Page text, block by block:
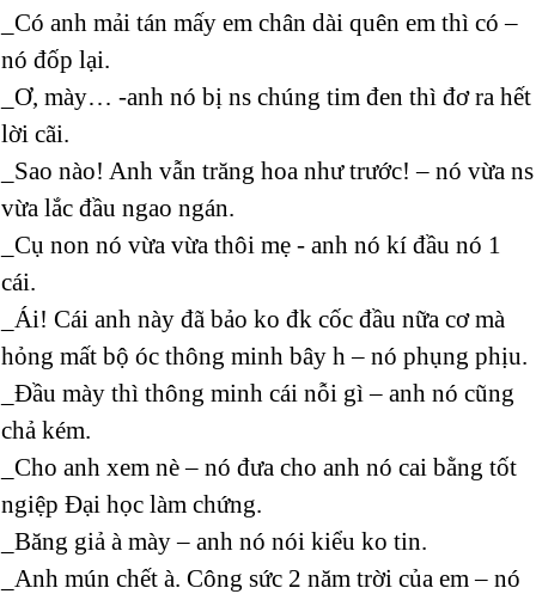
_Có anh mải tán mấy em chân dài quên em thì có –
nó đốp lại.
_Ơ, mày… -anh nó bị ns chúng tim đen thì đơ ra hết
lời cãi.
_Sao nào! Anh vẫn trăng hoa như trước! – nó vừa ns
vừa lắc đầu ngao ngán.
_Cụ non nó vừa vừa thôi mẹ - anh nó kí đầu nó 1
cái.
_Ái! Cái anh này đã bảo ko đk cốc đầu nữa cơ mà
hỏng mất bộ óc thông minh bây h – nó phụng phịu.
_Đầu mày thì thông minh cái nỗi gì – anh nó cũng
chả kém.
_Cho anh xem nè – nó đưa cho anh nó cai bằng tốt
ngiệp Đại học làm chứng.
_Băng giả à mày – anh nó nói kiểu ko tin.
_Anh mún chết à. Công sức 2 năm trời của em – nó